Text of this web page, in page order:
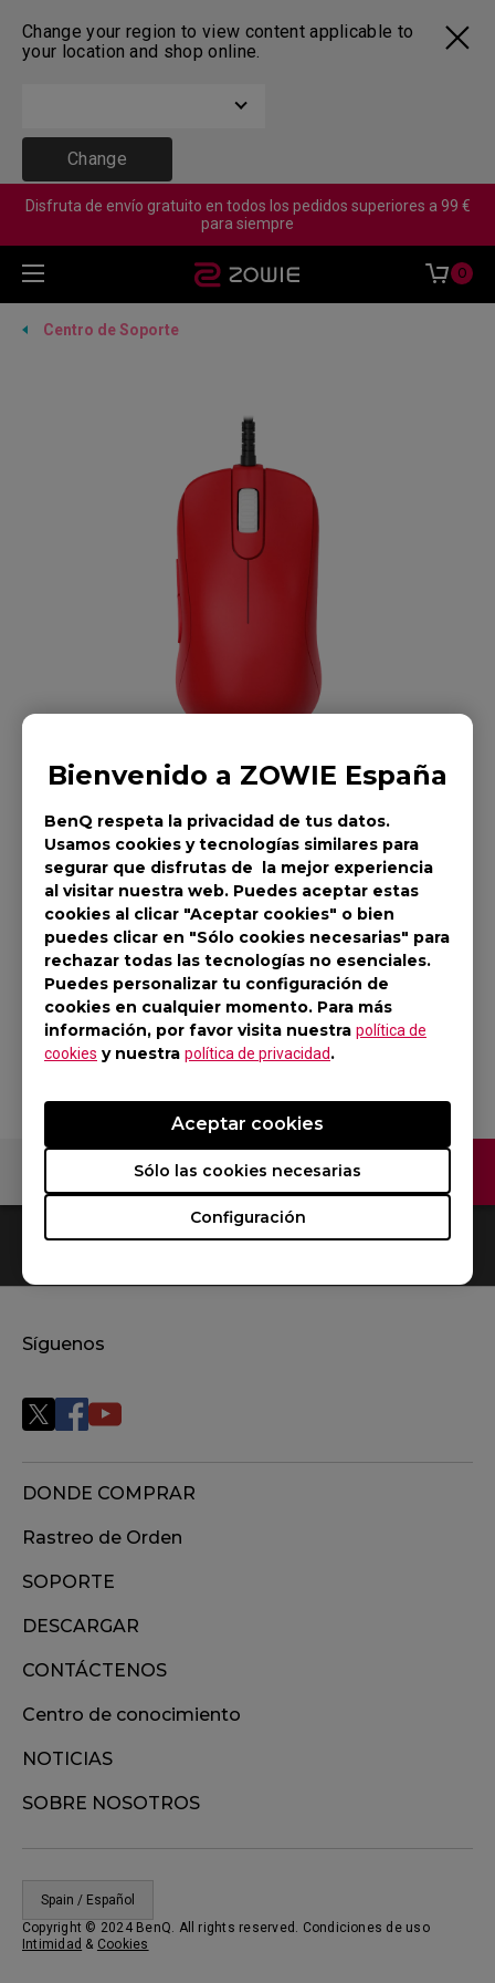
Change your region to view content applicable to
your location and shop online.
Change
Bienvenido a ZOWIE España
BenQ respeta la privacidad de tus datos.
Usamos cookies y tecnologías similares para
segurar que disfrutas de la mejor experiencia
al visitar nuestra web. Puedes aceptar estas
cookies al clicar "Aceptar cookies" o bien
puedes clicar en "Sólo cookies necesarias" para
rechazar todas las tecnologías no esenciales.
Puedes personalizar tu configuración de
cookies en cualquier momento. Para más
información, por favor visita nuestra política de
cookies y nuestra política de privacidad.
Configuración
Sólo las cookies necesarias
Aceptar cookies
Disfruta de envío gratuito en todos los pedidos superiores a 99 €
para siempre
0
Centro de Soporte
Ratón ZOWIE S1 V2
Para Esports Edición
Rojo
Volver al producto
Contáctenos
0 Resultados Default
Síguenos
DONDE COMPRAR
Rastreo de Orden
SOPORTE
DESCARGAR
CONTÁCTENOS
Centro de conocimiento
NOTICIAS
SOBRE NOSOTROS
Spain / Español
Copyright © 2024 BenQ. All rights reserved. Condiciones de uso
Intimidad & Cookies